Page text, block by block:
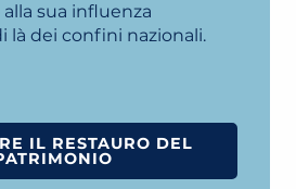
sua influenza
là dei confini nazionali.
IL RESTAURO DEL